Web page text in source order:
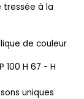
tressée à la
de couleur
100 H 67 - H
uniques